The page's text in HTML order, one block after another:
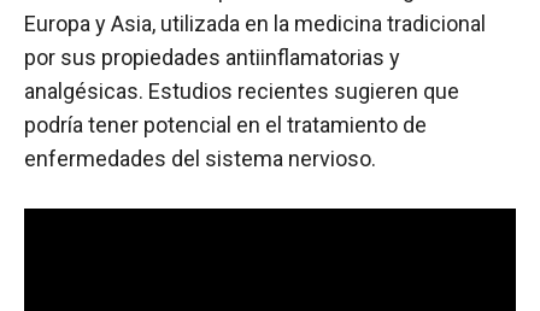
Europa y Asia, utilizada en la medicina tradicional
por sus propiedades antiinflamatorias y
analgésicas. Estudios recientes sugieren que
podría tener potencial en el tratamiento de
enfermedades del sistema nervioso.